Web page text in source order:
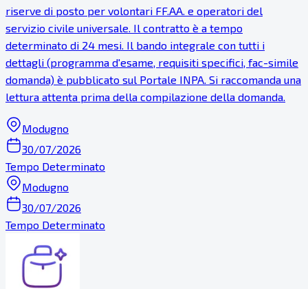
riserve di posto per volontari FF.AA. e operatori del
servizio civile universale. Il contratto è a tempo
determinato di 24 mesi. Il bando integrale con tutti i
dettagli (programma d'esame, requisiti specifici, fac-simile
domanda) è pubblicato sul Portale INPA. Si raccomanda una
lettura attenta prima della compilazione della domanda.
Modugno
30/07/2026
Tempo Determinato
Modugno
30/07/2026
Tempo Determinato